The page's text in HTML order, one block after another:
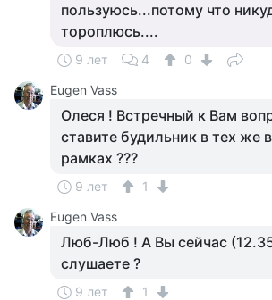
пользуюсь...потому что
тороплюсь....
9 лет 4
0
Eugen Vass
Олеся ! Встречный к Вам
ставите будильник в тех же
рамках ???
9 лет
1
Eugen Vass
Люб-Люб ! А Вы сейчас
слушаете ?
9 лет 1